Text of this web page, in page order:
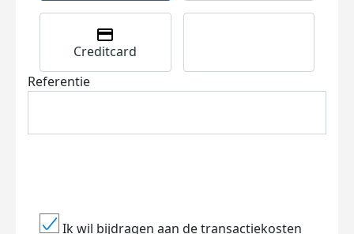
Creditcard
Referentie
Ik wil bijdragen aan de transactiekosten